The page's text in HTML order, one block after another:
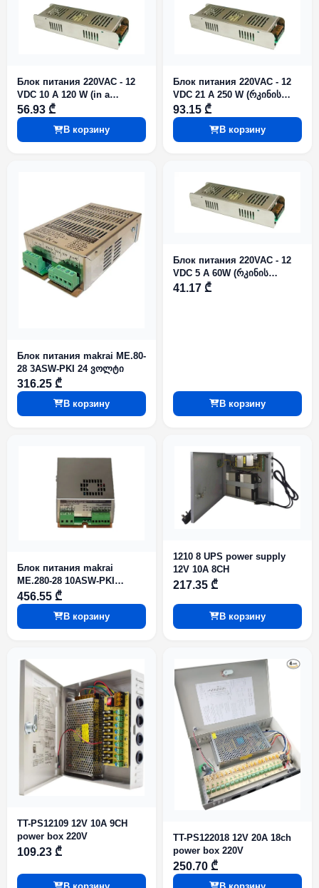
Блок питания 220VAC - 12
VDC 10 A 120 W (in a
perforated iron box)
56.93 ₾
В корзину
Блок питания 220VAC - 12
VDC 21 A 250 W (რკინის
პერფორირებულ ყუთში)
93.15 ₾
В корзину
Блок питания makrai ME.80-
28 3ASW-PKI 24 ვოლტი
316.25 ₾
В корзину
Блок питания 220VAC - 12
VDC 5 A 60W (რკინის
პერფორირებულ ყუთში)
41.17 ₾
В корзину
Блок питания makrai
ME.280-28 10ASW-PKI
Output voltage: 24 V to 27 6
V
456.55 ₾
В корзину
1210 8 UPS power supply
12V 10A 8CH
217.35 ₾
В корзину
TT-PS12109 12V 10A 9CH
power box 220V
109.23 ₾
В корзину
TT-PS122018 12V 20A 18ch
power box 220V
250.70 ₾
В корзину